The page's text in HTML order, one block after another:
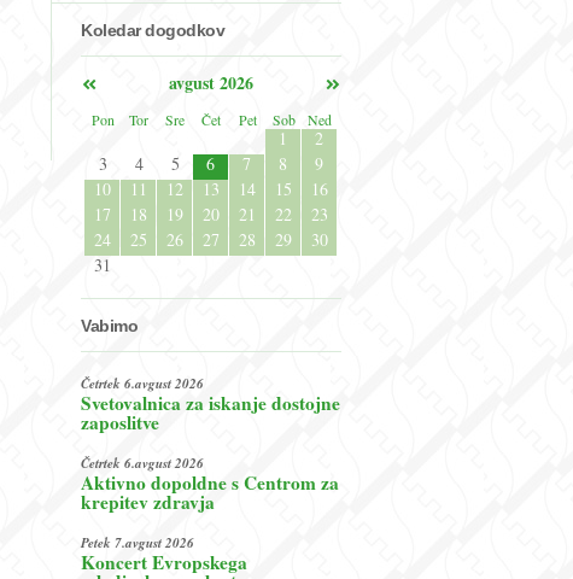
Koledar dogodkov
avgust 2026
Pon
Tor Sre Čet Pet Sob Ned
1
2
3
4 5 6 7 8
9
10
11 12 13 14 15
16
17
18 19 20 21 22
23
24
25 26 27 28 29
30
31
Vabimo
Četrtek 6.avgust 2026
Svetovalnica za iskanje dostojne
zaposlitve
Četrtek 6.avgust 2026
Aktivno dopoldne s Centrom za
krepitev zdravja
Petek 7.avgust 2026
Koncert Evropskega